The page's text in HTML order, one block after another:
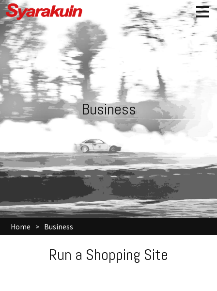
Business
Home > Business
Run a Shopping Site